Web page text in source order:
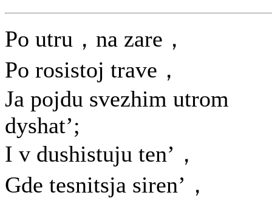
Po utru，na zare，
Po rosistoj trave，
Ja pojdu svezhim utrom
dyshat’;
I v dushistuju ten’，
Gde tesnitsja siren’，